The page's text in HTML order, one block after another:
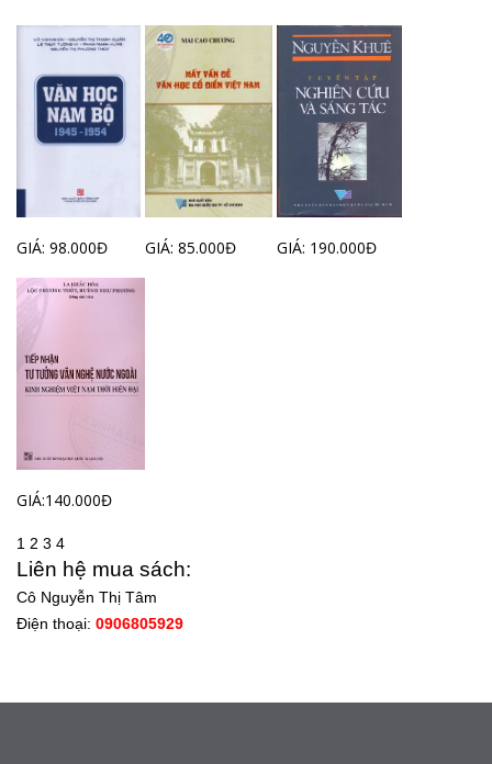
GIÁ: 98.000Đ GIÁ: 85.000Đ GIÁ: 190.000Đ
GIÁ:140.000Đ
1 2 3 4
Liên hệ mua sách:
Cô Nguyễn Thị Tâm
Điện thoại: 0906805929